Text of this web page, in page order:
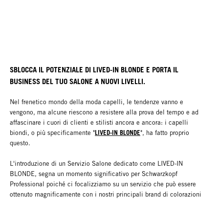
SBLOCCA IL POTENZIALE DI LIVED-IN BLONDE E PORTA IL
BUSINESS DEL TUO SALONE A NUOVI LIVELLI.
Nel frenetico mondo della moda capelli, le tendenze vanno e
vengono, ma alcune riescono a resistere alla prova del tempo e ad
affascinare i cuori di clienti e stilisti ancora e ancora: i capelli
biondi, o più specificamente "LIVED-IN BLONDE", ha fatto proprio
questo.
L'introduzione di un Servizio Salone dedicato come LIVED-IN
BLONDE, segna un momento significativo per Schwarzkopf
Professional poiché ci focalizziamo su un servizio che può essere
ottenuto magnificamente con i nostri principali brand di colorazioni